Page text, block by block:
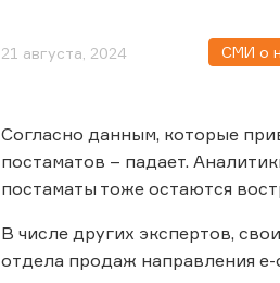
21 августа, 2024 СМИ о
Согласно данным, которые
постаматов – падает.
постаматы тоже остаются
В числе других экспертов,
отдела продаж направления